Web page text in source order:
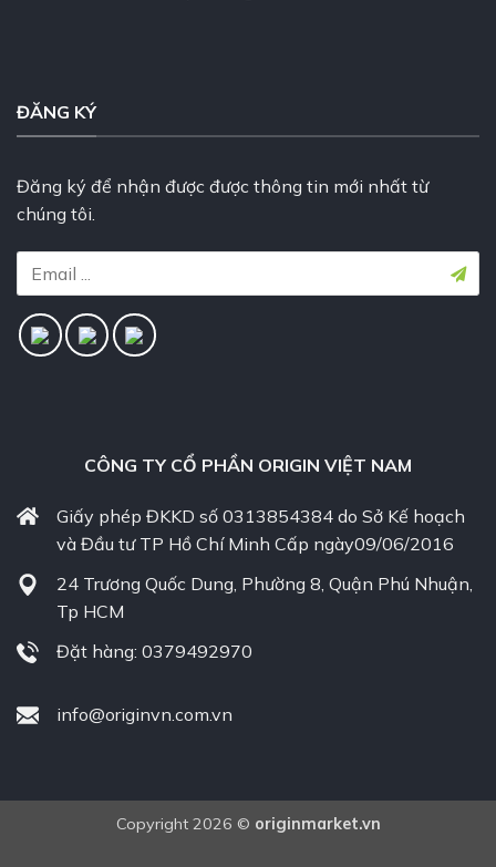
ĐĂNG KÝ
Đăng ký để nhận được được thông tin mới nhất từ
chúng tôi.
CÔNG TY CỔ PHẦN ORIGIN VIỆT NAM
Giấy phép ĐKKD số 0313854384 do Sở Kế hoạch
và Đầu tư TP Hồ Chí Minh Cấp ngày09/06/2016
24 Trương Quốc Dung, Phường 8, Quận Phú Nhuận,
Tp HCM
Đặt hàng: 0379492970
info@originvn.com.vn
Copyright 2026 © originmarket.vn